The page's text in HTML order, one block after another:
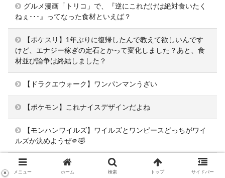
グルメ漫画「トリコ」で、『逆にこれだけは絶対食いたく
ねぇ･･･』ってなった食材といえば？
【ポケスリ】1年ぶりに復帰したんで教えて欲しいんです
けど、エナジー稼ぎの定石とかって変化しました？あと、食
材並び論争は終結しました？
【ドラクエウォーク】ワンパンマンうざい
【ポケモン】これナイスデザインだよね
【モンハンワイルズ】ワイルズとワンピースどっちがワイ
ルズか決めようぜ🫵🤣
【ゼンゼロ】ンナはリリースからやってるけど 未だに強攻
と撃破がどういうロールなのか知らンナ
メニュー ホーム 検索 トップ サイドバー
×